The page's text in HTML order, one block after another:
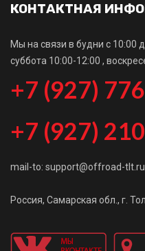
КОНТАКТНАЯ
Мы на связи в будни с 10:00
суббота 10:00-12:00 ,
+7 (927)
+7 (927)
mail-to: support@offroad-tlt.ru
Россия, Самарская обл., г.